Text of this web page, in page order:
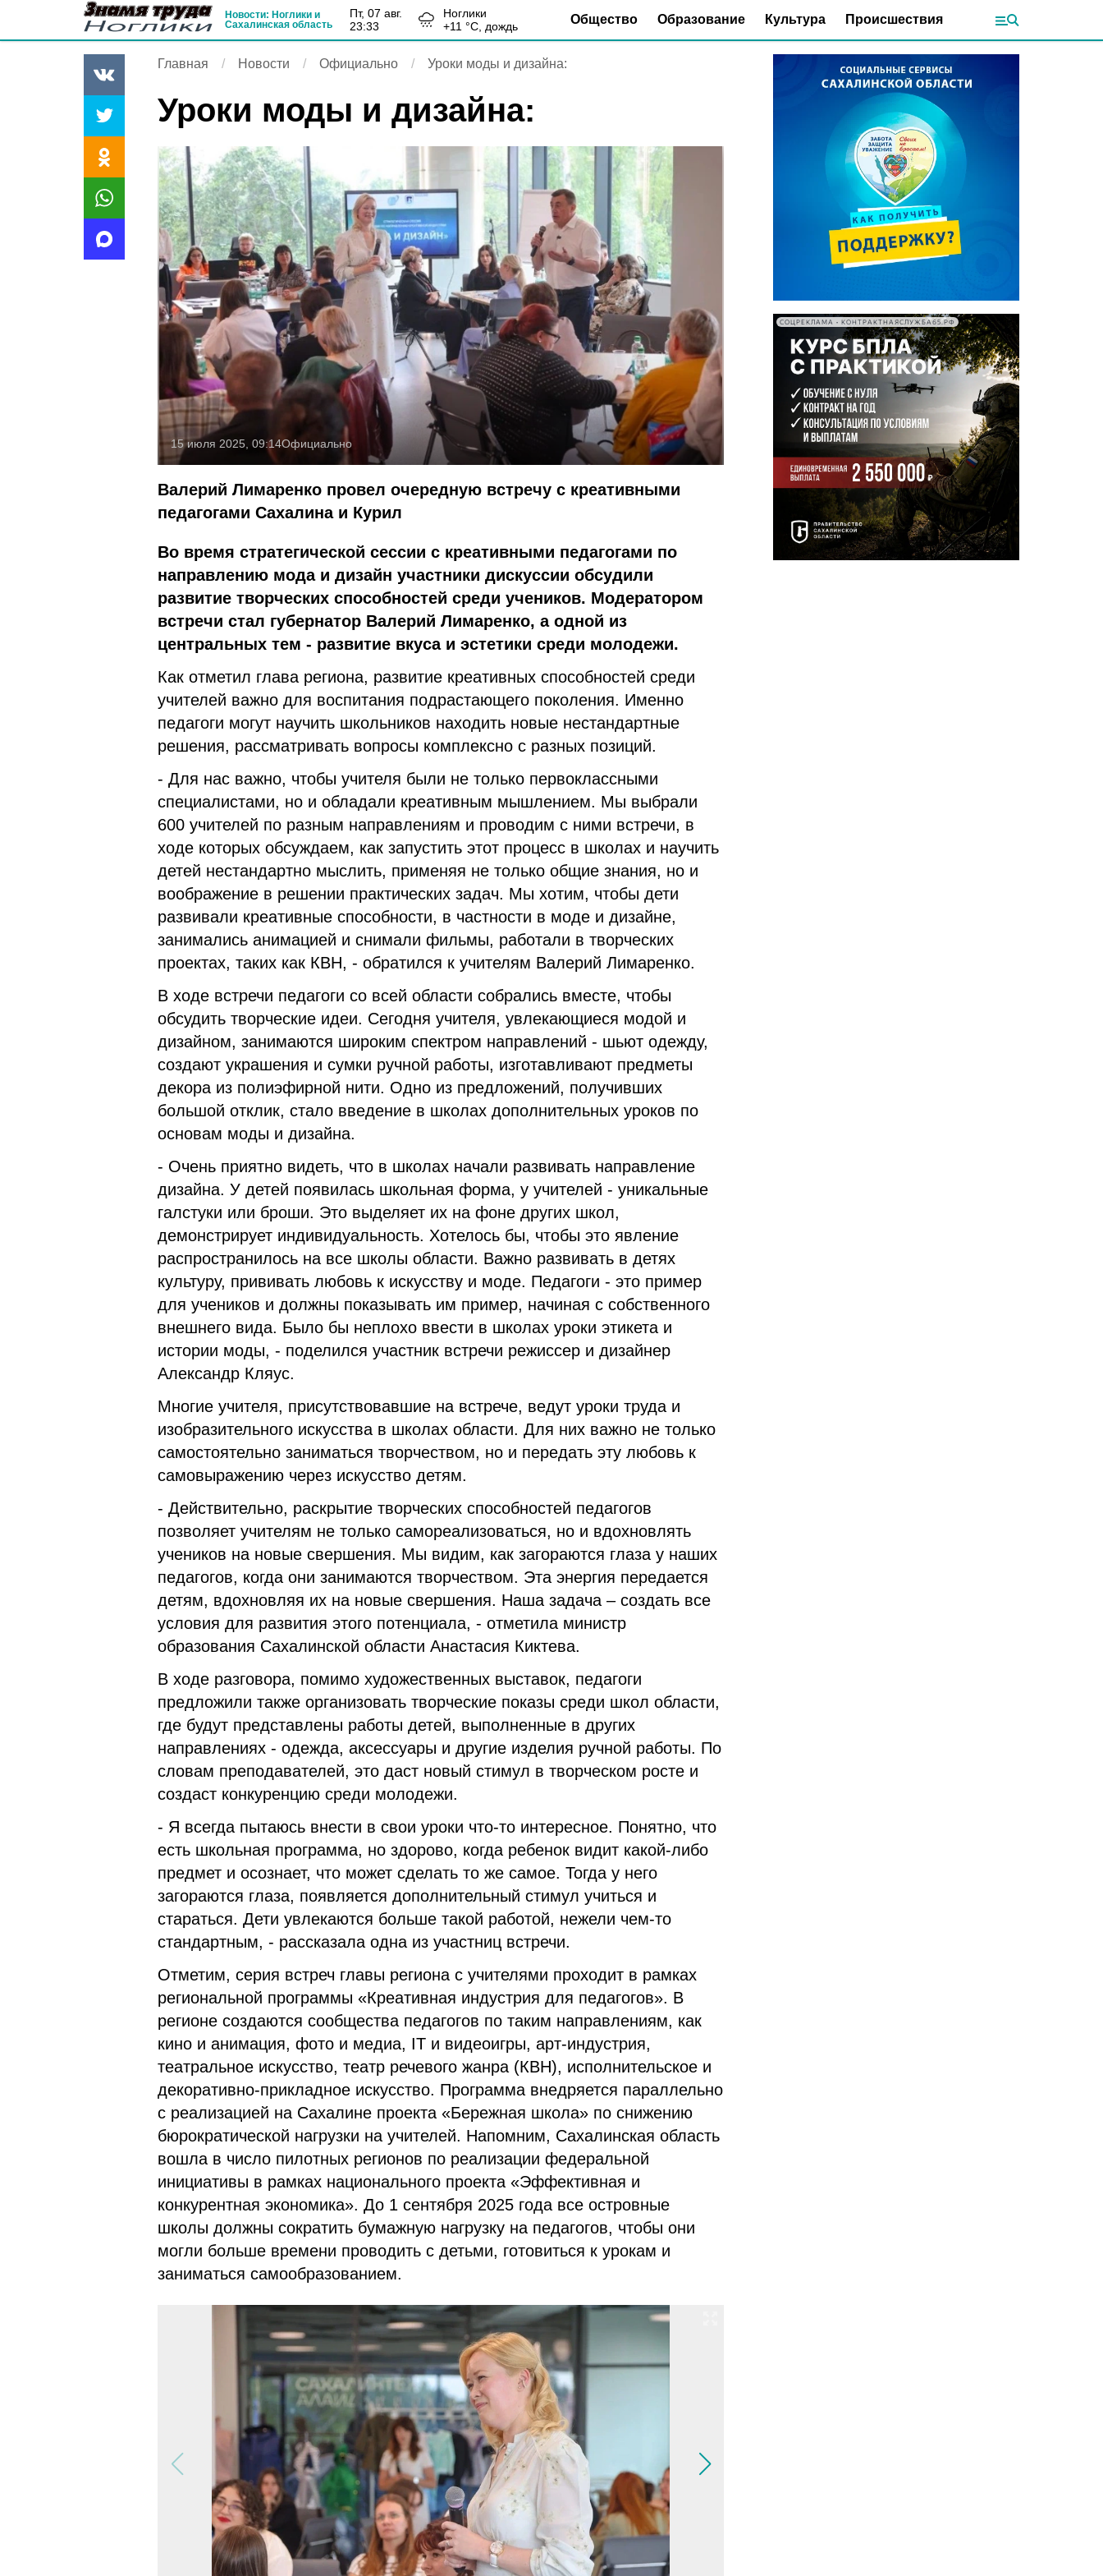
Новости: Ноглики и
Сахалинская область
пт, 07 авг.
23:33
Ноглики
+11 °С, дождь Общество Образование Культура Происшествия
Главная Новости Официально Уроки моды и дизайна:
Уроки моды и дизайна:
15 июля 2025, 09:14Официально
Валерий Лимаренко провел очередную встречу с креативными
педагогами Сахалина и Курил
Во время стратегической сессии с креативными педагогами по
направлению мода и дизайн участники дискуссии обсудили
развитие творческих способностей среди учеников. Модератором
встречи стал губернатор Валерий Лимаренко, а одной из
центральных тем - развитие вкуса и эстетики среди молодежи.
Как отметил глава региона, развитие креативных способностей среди
учителей важно для воспитания подрастающего поколения. Именно
педагоги могут научить школьников находить новые нестандартные
решения, рассматривать вопросы комплексно с разных позиций.
- Для нас важно, чтобы учителя были не только первоклассными
специалистами, но и обладали креативным мышлением. Мы выбрали
600 учителей по разным направлениям и проводим с ними встречи, в
ходе которых обсуждаем, как запустить этот процесс в школах и научить
детей нестандартно мыслить, применяя не только общие знания, но и
воображение в решении практических задач. Мы хотим, чтобы дети
развивали креативные способности, в частности в моде и дизайне,
занимались анимацией и снимали фильмы, работали в творческих
проектах, таких как КВН, - обратился к учителям Валерий Лимаренко.
В ходе встречи педагоги со всей области собрались вместе, чтобы
обсудить творческие идеи. Сегодня учителя, увлекающиеся модой и
дизайном, занимаются широким спектром направлений - шьют одежду,
создают украшения и сумки ручной работы, изготавливают предметы
декора из полиэфирной нити. Одно из предложений, получивших
большой отклик, стало введение в школах дополнительных уроков по
основам моды и дизайна.
- Очень приятно видеть, что в школах начали развивать направление
дизайна. У детей появилась школьная форма, у учителей - уникальные
галстуки или броши. Это выделяет их на фоне других школ,
демонстрирует индивидуальность. Хотелось бы, чтобы это явление
распространилось на все школы области. Важно развивать в детях
культуру, прививать любовь к искусству и моде. Педагоги - это пример
для учеников и должны показывать им пример, начиная с собственного
внешнего вида. Было бы неплохо ввести в школах уроки этикета и
истории моды, - поделился участник встречи режиссер и дизайнер
Александр Кляус.
Многие учителя, присутствовавшие на встрече, ведут уроки труда и
изобразительного искусства в школах области. Для них важно не только
самостоятельно заниматься творчеством, но и передать эту любовь к
самовыражению через искусство детям.
- Действительно, раскрытие творческих способностей педагогов
позволяет учителям не только самореализоваться, но и вдохновлять
учеников на новые свершения. Мы видим, как загораются глаза у наших
педагогов, когда они занимаются творчеством. Эта энергия передается
детям, вдохновляя их на новые свершения. Наша задача – создать все
условия для развития этого потенциала, - отметила министр
образования Сахалинской области Анастасия Киктева.
В ходе разговора, помимо художественных выставок, педагоги
предложили также организовать творческие показы среди школ области,
где будут представлены работы детей, выполненные в других
направлениях - одежда, аксессуары и другие изделия ручной работы. По
словам преподавателей, это даст новый стимул в творческом росте и
создаст конкуренцию среди молодежи.
- Я всегда пытаюсь внести в свои уроки что-то интересное. Понятно, что
есть школьная программа, но здорово, когда ребенок видит какой-либо
предмет и осознает, что может сделать то же самое. Тогда у него
загораются глаза, появляется дополнительный стимул учиться и
стараться. Дети увлекаются больше такой работой, нежели чем-то
стандартным, - рассказала одна из участниц встречи.
Отметим, серия встреч главы региона с учителями проходит в рамках
региональной программы «Креативная индустрия для педагогов». В
регионе создаются сообщества педагогов по таким направлениям, как
кино и анимация, фото и медиа, IT и видеоигры, арт-индустрия,
театральное искусство, театр речевого жанра (КВН), исполнительское и
декоративно-прикладное искусство. Программа внедряется параллельно
с реализацией на Сахалине проекта «Бережная школа» по снижению
бюрократической нагрузки на учителей. Напомним, Сахалинская область
вошла в число пилотных регионов по реализации федеральной
инициативы в рамках национального проекта «Эффективная и
конкурентная экономика». До 1 сентября 2025 года все островные
школы должны сократить бумажную нагрузку на педагогов, чтобы они
могли больше времени проводить с детьми, готовиться к урокам и
заниматься самообразованием.
СОЦРЕКЛАМА • КОНТРАКТНАЯСЛУЖБА65.РФ